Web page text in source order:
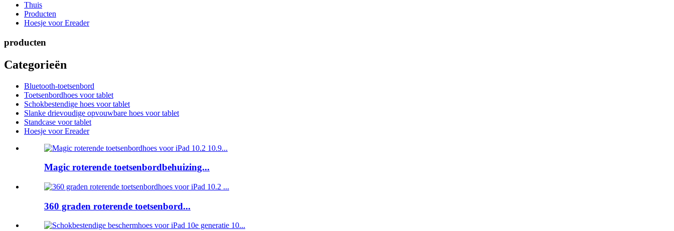
Thuis
Producten
Hoesje voor Ereader
producten
Categorieën
Bluetooth-toetsenbord
Toetsenbordhoes voor tablet
Schokbestendige hoes voor tablet
Slanke drievoudige opvouwbare hoes voor tablet
Standcase voor tablet
Hoesje voor Ereader
Magic roterende toetsenbordbehuizing...
360 graden roterende toetsenbord...